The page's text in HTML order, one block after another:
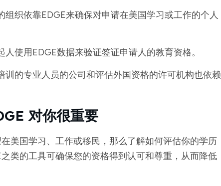
织依靠EDGE来确保对申请在美国学习或工作的个人
使用EDGE数据来验证签证申请人的教育资格。
训的专业人员的公司和评估外国资格的许可机构也依赖
对你很重要
美国学习、工作或移民，那么了解如何评估你的学历
类的工具可确保您的资格得到认可和尊重，从而降低